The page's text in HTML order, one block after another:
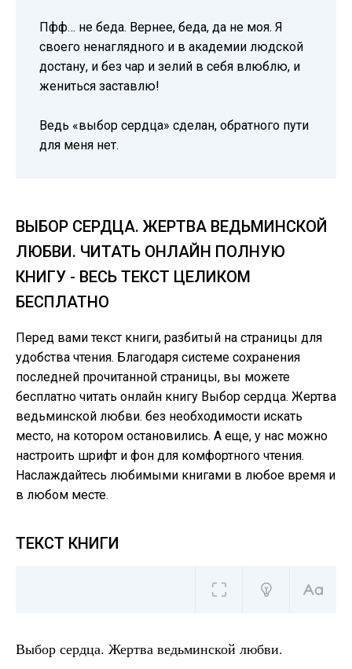
Пфф… не беда. Вернее, беда, да не моя. Я
своего ненаглядного и в академии людской
достану, и без чар и зелий в себя влюблю, и
жениться заставлю!
Ведь «выбор сердца» сделан, обратного пути
для меня нет.
ВЫБОР СЕРДЦА. ЖЕРТВА ВЕДЬМИНСКОЙ
ЛЮБВИ. ЧИТАТЬ ОНЛАЙН ПОЛНУЮ
КНИГУ - ВЕСЬ ТЕКСТ ЦЕЛИКОМ
БЕСПЛАТНО
Перед вами текст книги, разбитый на страницы для
удобства чтения. Благодаря системе сохранения
последней прочитанной страницы, вы можете
бесплатно читать онлайн книгу Выбор сердца. Жертва
ведьминской любви. без необходимости искать
место, на котором остановились. А еще, у нас можно
настроить шрифт и фон для комфортного чтения.
Наслаждайтесь любимыми книгами в любое время и
в любом месте.
ТЕКСТ КНИГИ
Выбор сердца. Жертва ведьминской любви.